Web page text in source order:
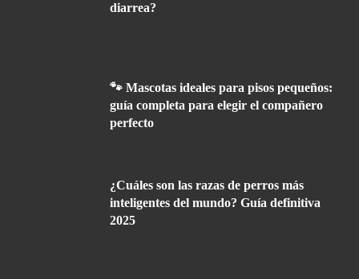
diarrea?
🐾 Mascotas ideales para pisos pequeños:
guía completa para elegir el compañero
perfecto
¿Cuáles son las razas de perros más
inteligentes del mundo? Guía definitiva
2025